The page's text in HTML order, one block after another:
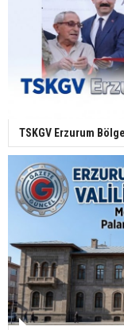
TSKGV Erzurum